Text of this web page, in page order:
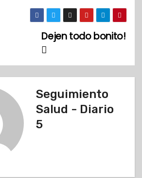
Dejen todo bonito!
Seguimiento
Salud - Diario
5